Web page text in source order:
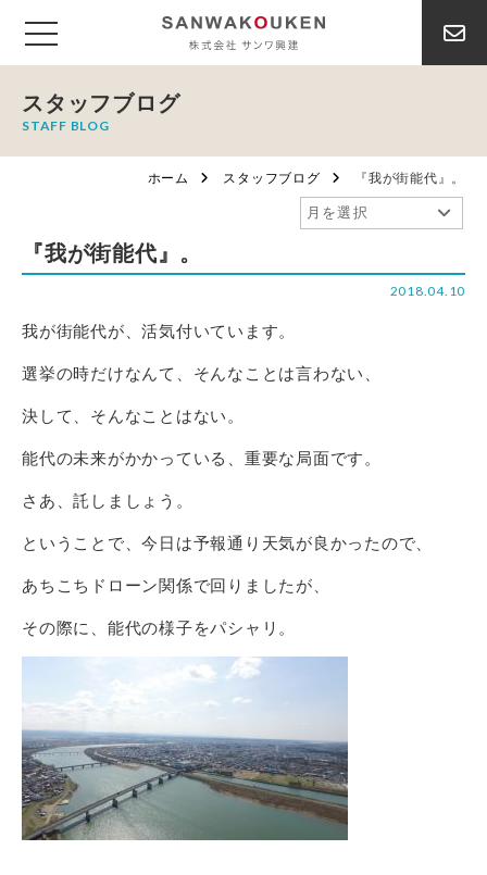
スタッフブログ
STAFF BLOG
ホーム スタッフブログ 『我が街能代』。
『我が街能代』。
2018.04.10
我が街能代が、活気付いています。
選挙の時だけなんて、そんなことは言わない、
決して、そんなことはない。
能代の未来がかかっている、重要な局面です。
さあ、託しましょう。
ということで、今日は予報通り天気が良かったので、
あちこちドローン関係で回りましたが、
その際に、能代の様子をパシャリ。